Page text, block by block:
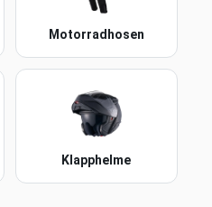
Motorradhosen
Klapphelme